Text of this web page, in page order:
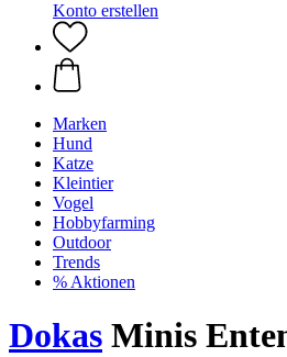
Konto erstellen
Marken
Hund
Katze
Kleintier
Vogel
Hobbyfarming
Outdoor
Trends
% Aktionen
Dokas Minis